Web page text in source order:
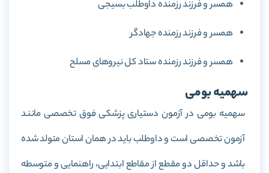
همسر و فرزند رزمنده داوطلب بسیجی
همسر و فرزند رزمنده جهادگر
همسر و فرزند رزمنده ستاد کل نیروهای مسلح
سهمیه بومی
سهمیه بومی در آزمون دستیاری پزشکی فوق تخصصی مانند
آزمون تخصصی است و داوطلب باید در همان استان متولد شده
باشد و حداقل دو مقطع از مقاطع ابتدایی، راهنمایی و متوسطه